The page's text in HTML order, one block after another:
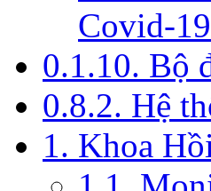
Covid-19
0.1.10. Bộ
0.8.2. Hệ
1. Khoa